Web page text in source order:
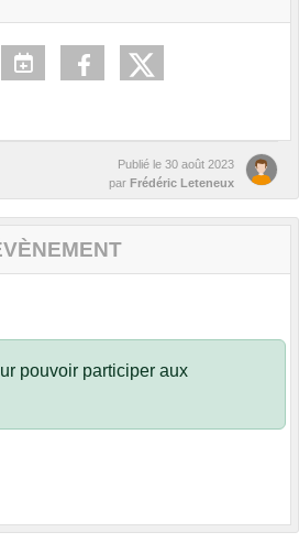
Publié le 30 août 2023
par Frédéric Leteneux
pouvoir participer aux